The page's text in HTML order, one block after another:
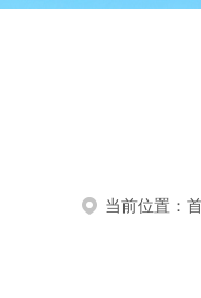
当前位置：